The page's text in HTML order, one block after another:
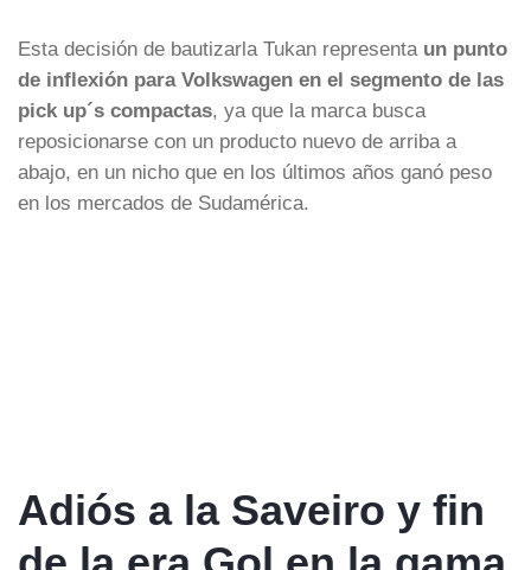
Esta decisión de bautizarla Tukan representa un punto
de inflexión para Volkswagen en el segmento de las
pick up´s compactas, ya que la marca busca
reposicionarse con un producto nuevo de arriba a
abajo, en un nicho que en los últimos años ganó peso
en los mercados de Sudamérica.
Adiós a la Saveiro y fin